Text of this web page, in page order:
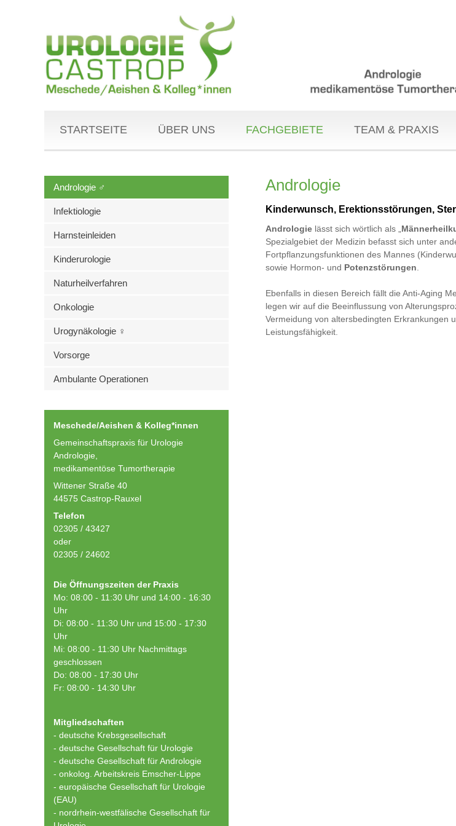
STARTSEITE ÜBER UNS FACHGEBIETE TEAM & PRAXIS
Andrologie ♂
Infektiologie
Harnsteinleiden
Kinderurologie
Naturheilverfahren
Onkologie
Urogynäkologie ♀
Vorsorge
Ambulante Operationen
Meschede/Aeishen & Kolleg*innen
Gemeinschaftspraxis für Urologie
Andrologie,
medikamentöse Tumortherapie
Wittener Straße 40
44575 Castrop-Rauxel
Telefon
02305 / 43427
oder
02305 / 24602
Die Öffnungszeiten der Praxis
Mo: 08:00 - 11:30 Uhr und 14:00 - 16:30
Uhr
Di: 08:00 - 11:30 Uhr und 15:00 - 17:30
Uhr
Mi: 08:00 - 11:30 Uhr Nachmittags
geschlossen
Do: 08:00 - 17:30 Uhr
Fr: 08:00 - 14:30 Uhr
Mitgliedschaften
- deutsche Krebsgesellschaft
- deutsche Gesellschaft für Urologie
- deutsche Gesellschaft für Andrologie
- onkolog. Arbeitskreis Emscher-Lippe
- europäische Gesellschaft für Urologie
(EAU)
- nordrhein-westfälische Gesellschaft für
Andrologie
Kinderwunsch, Erektionsstörungen,
Andrologie lässt sich wörtlich als „
Spezialgebiet der Medizin befasst sich unter
Fortpflanzungsfunktionen des Mannes
sowie Hormon- und Potenzstörungen
Ebenfalls in diesen Bereich fällt die Anti-Aging
legen wir auf die Beeinflussung von
Vermeidung von altersbedingten Erkrankungen
Leistungsfähigkeit.